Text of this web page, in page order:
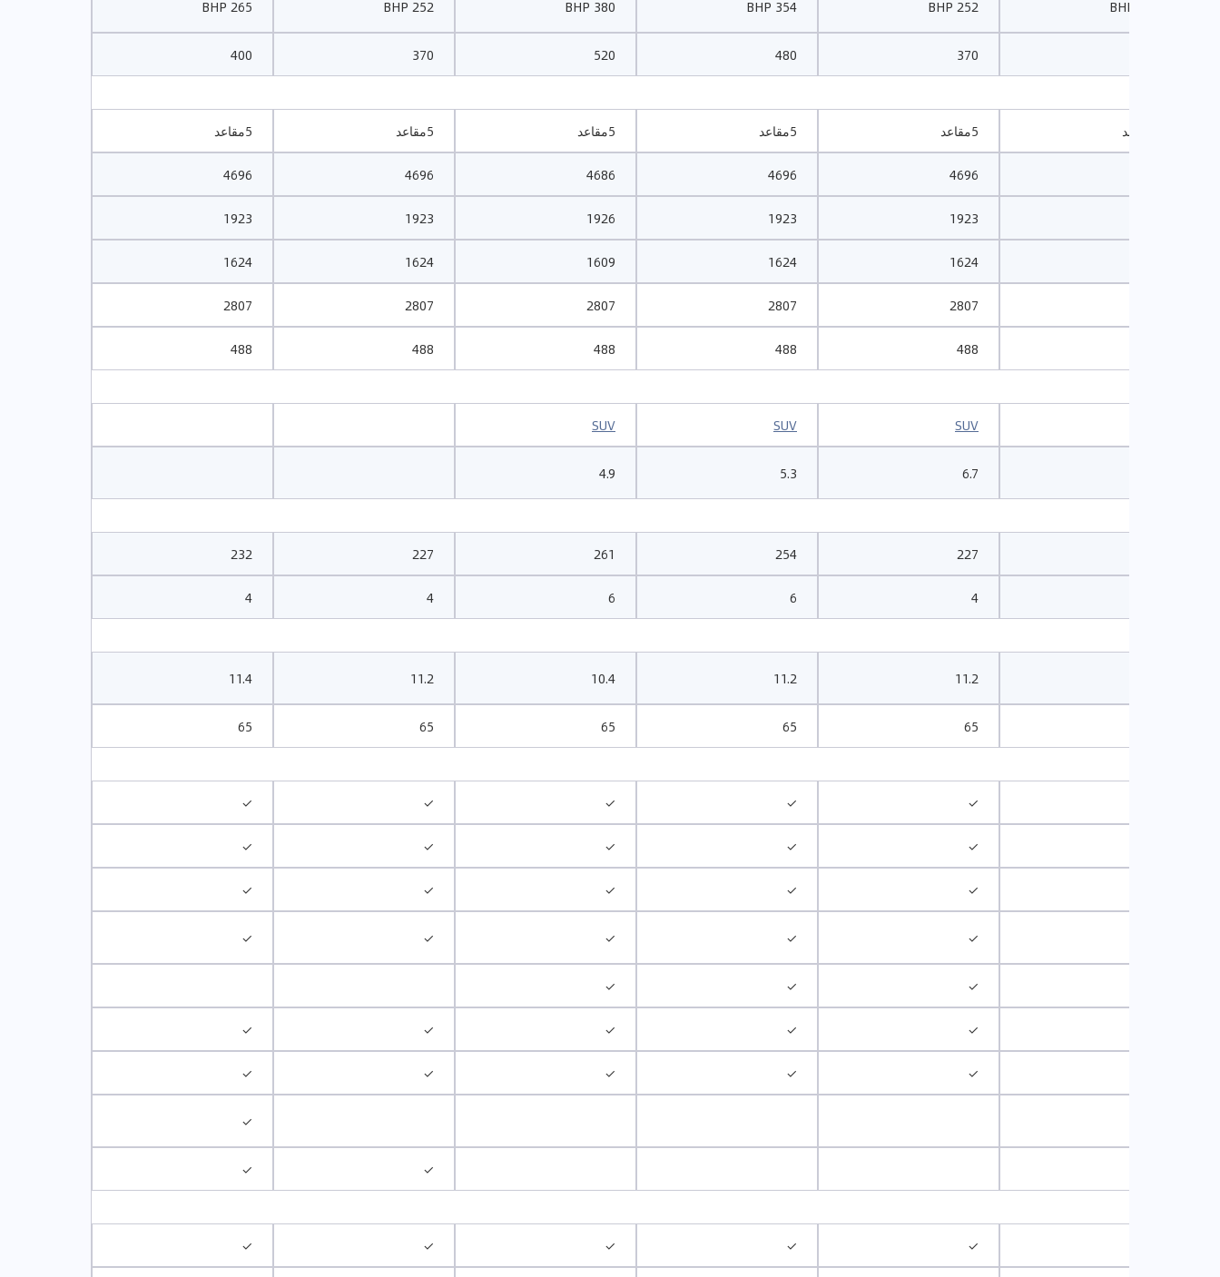
252 BHP
354 BHP
380 BHP
252 BHP
265 BHP
370
480
520
370
400
5مقاعد 5مقاعد 5مقاعد 5مقاعد 5مقاعد
4696
4696
4686
4696
4696
1923
1923
1926
1923
1923
1624
1624
1609
1624
1624
2807
2807
2807
2807
2807
488
488
488
488
488
SUV
SUV
SUV
6.7
5.3
4.9
227
254
261
227
232
4
6
6
4
4
11.2
11.2
10.4
11.2
11.4
65
65
65
65
65
✓
✓
✓
✓
✓
✓
✓
✓
✓
✓
✓
✓
✓
✓
✓
✓
✓
✓
✓
✓
✓
✓
✓
✓
✓
✓
✓
✓
✓
✓
✓
✓
✓
✓
✓
✓
✓
✓
✓
✓
✓